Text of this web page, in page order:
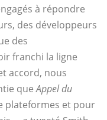
à répondre
des développeurs
des
franchi la ligne
accord, nous
queAppel du
plateformes et pour